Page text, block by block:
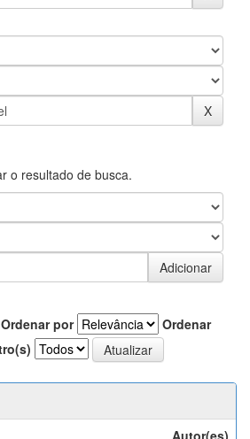
o resultado de busca.
Ordenar por
Ordenar
Autor(es)